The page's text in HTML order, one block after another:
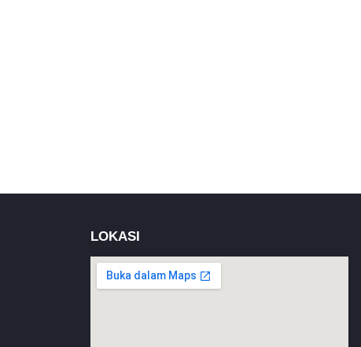
LOKASI